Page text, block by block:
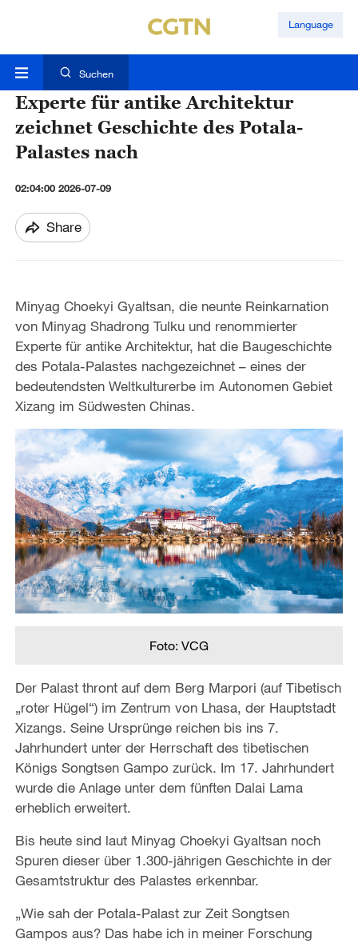
Language
Suchen
Experte für antike Architektur
zeichnet Geschichte des Potala-
Palastes nach
02:04:00 2026-07-09
Share
Minyag Choekyi Gyaltsan, die neunte Reinkarnation
von Minyag Shadrong Tulku und renommierter
Experte für antike Architektur, hat die Baugeschichte
des Potala-Palastes nachgezeichnet – eines der
bedeutendsten Weltkulturerbe im Autonomen Gebiet
Xizang im Südwesten Chinas.
Foto: VCG
Der Palast thront auf dem Berg Marpori (auf Tibetisch
„roter Hügel“) im Zentrum von Lhasa, der Hauptstadt
Xizangs. Seine Ursprünge reichen bis ins 7.
Jahrhundert unter der Herrschaft des tibetischen
Königs Songtsen Gampo zurück. Im 17. Jahrhundert
wurde die Anlage unter dem fünften Dalai Lama
erheblich erweitert.
Bis heute sind laut Minyag Choekyi Gyaltsan noch
Spuren dieser über 1.300-jährigen Geschichte in der
Gesamtstruktur des Palastes erkennbar.
„Wie sah der Potala-Palast zur Zeit Songtsen
Gampos aus? Das habe ich in meiner Forschung